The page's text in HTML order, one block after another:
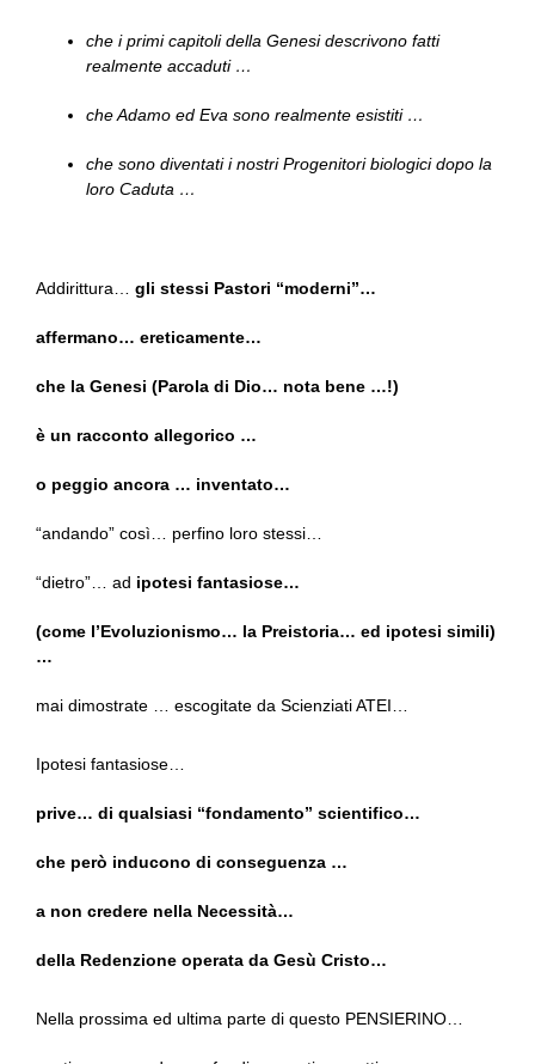
che i primi capitoli della Genesi descrivono fatti
realmente accaduti …
che Adamo ed Eva sono realmente esistiti …
che sono diventati i nostri Progenitori biologici dopo la
loro Caduta …
Addirittura… gli stessi Pastori “moderni”…
affermano… ereticamente…
che la Genesi (Parola di Dio… nota bene …!)
è un racconto allegorico …
o peggio ancora … inventato…
“andando” così… perfino loro stessi…
“dietro”… ad ipotesi fantasiose…
(come l’Evoluzionismo… la Preistoria… ed ipotesi simili)
…
mai dimostrate … escogitate da Scienziati ATEI…
Ipotesi fantasiose…
prive… di qualsiasi “fondamento” scientifico…
che però inducono di conseguenza …
a non credere nella Necessità…
della Redenzione operata da Gesù Cristo…
Nella prossima ed ultima parte di questo PENSIERINO…